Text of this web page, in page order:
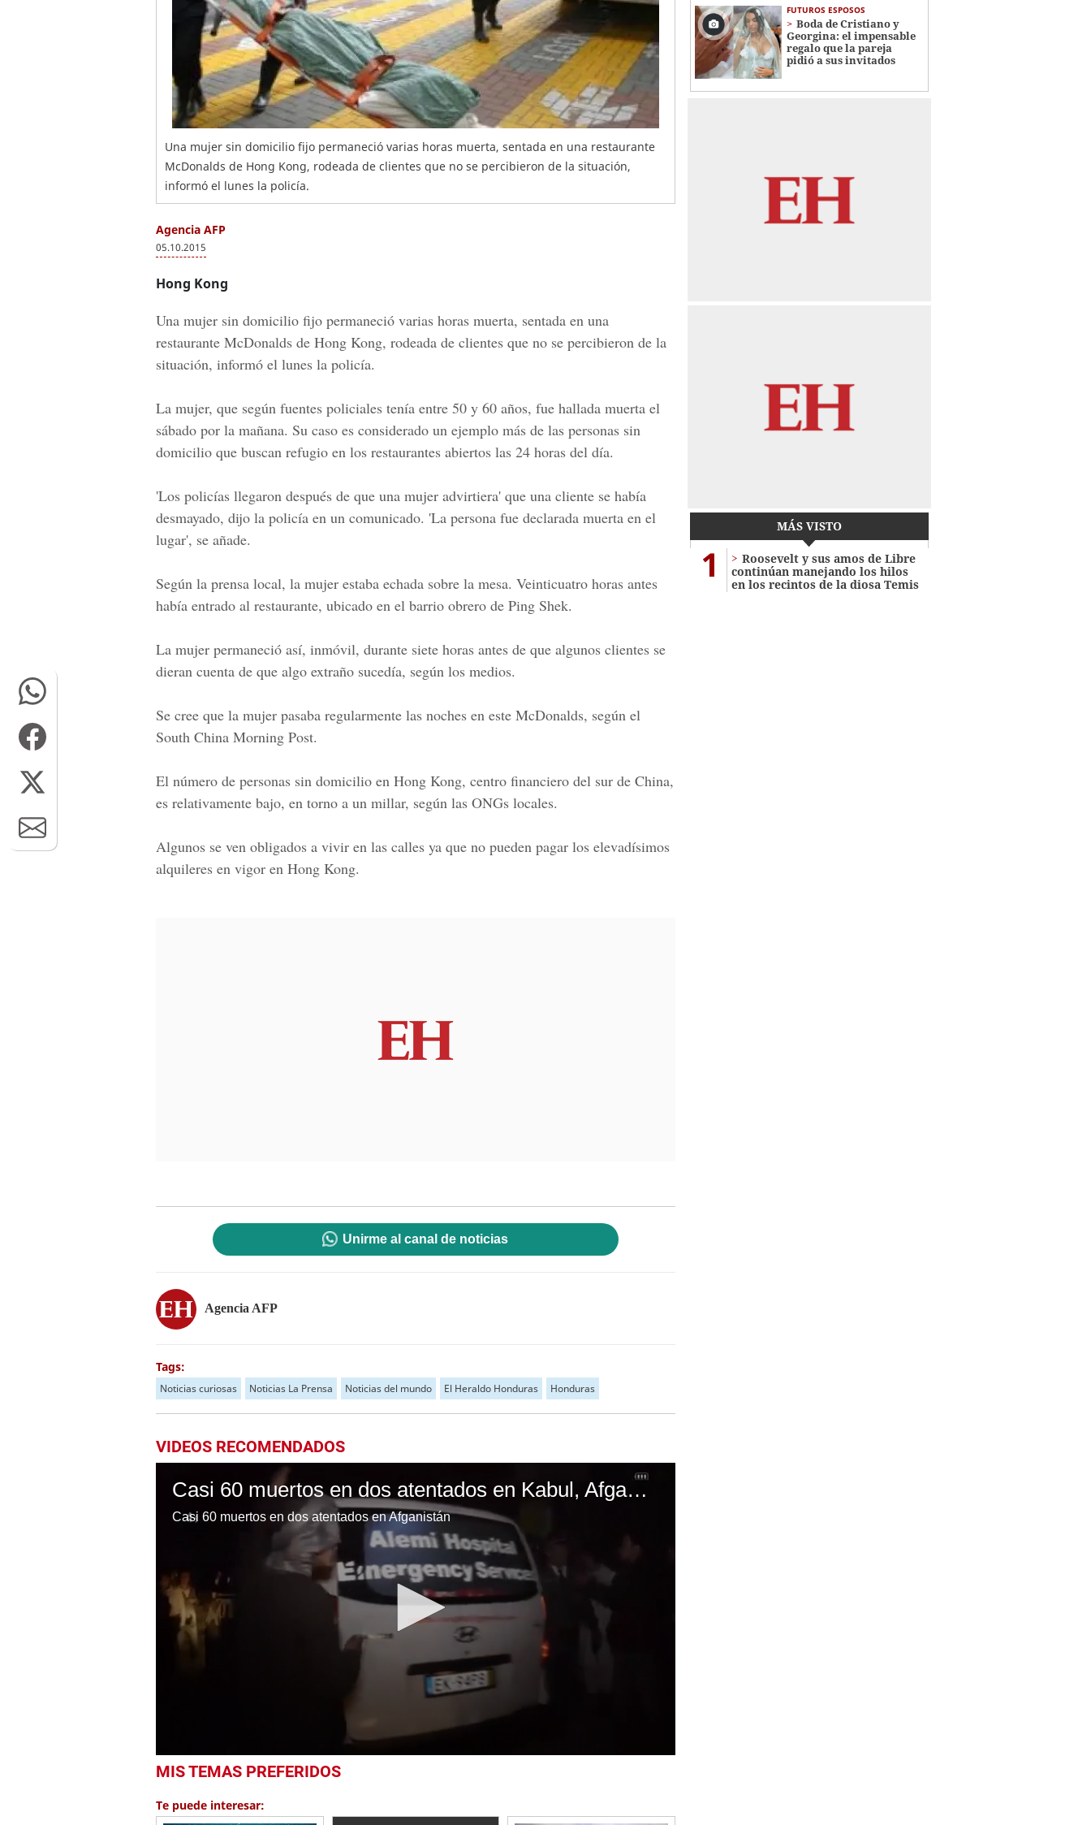
Una mujer sin domicilio fijo permaneció varias horas muerta, sentada en una restaurante
McDonalds de Hong Kong, rodeada de clientes que no se percibieron de la situación,
informó el lunes la policía.
Agencia AFP
05.10.2015
Hong Kong
Una mujer sin domicilio fijo permaneció varias horas muerta, sentada en una
restaurante McDonalds de Hong Kong, rodeada de clientes que no se percibieron de la
situación, informó el lunes la policía.
La mujer, que según fuentes policiales tenía entre 50 y 60 años, fue hallada muerta el
sábado por la mañana. Su caso es considerado un ejemplo más de las personas sin
domicilio que buscan refugio en los restaurantes abiertos las 24 horas del día.
'Los policías llegaron después de que una mujer advirtiera' que una cliente se había
desmayado, dijo la policía en un comunicado. 'La persona fue declarada muerta en el
lugar', se añade.
Según la prensa local, la mujer estaba echada sobre la mesa. Veinticuatro horas antes
había entrado al restaurante, ubicado en el barrio obrero de Ping Shek.
La mujer permaneció así, inmóvil, durante siete horas antes de que algunos clientes se
dieran cuenta de que algo extraño sucedía, según los medios.
Se cree que la mujer pasaba regularmente las noches en este McDonalds, según el
South China Morning Post.
El número de personas sin domicilio en Hong Kong, centro financiero del sur de China,
es relativamente bajo, en torno a un millar, según las ONGs locales.
Algunos se ven obligados a vivir en las calles ya que no pueden pagar los elevadísimos
alquileres en vigor en Hong Kong.
Unirme al canal de noticias
Agencia AFP
Tags:
Noticias curiosas Noticias La Prensa Noticias del mundo El Heraldo Honduras Honduras
VIDEOS RECOMENDADOS
Casi 60 muertos en dos atentados en Kabul, Afganistán
Casi 60 muertos en dos atentados en Afganistán
seconds
1
minute,
MIS TEMAS PREFERIDOS
Te puede interesar:
FUTUROS ESPOSOS
Boda de Cristiano y
Georgina: el impensable
regalo que la pareja
pidió a sus invitados
MÁS VISTO
1
Roosevelt y sus amos de Libre
continúan manejando los hilos
en los recintos de la diosa Temis